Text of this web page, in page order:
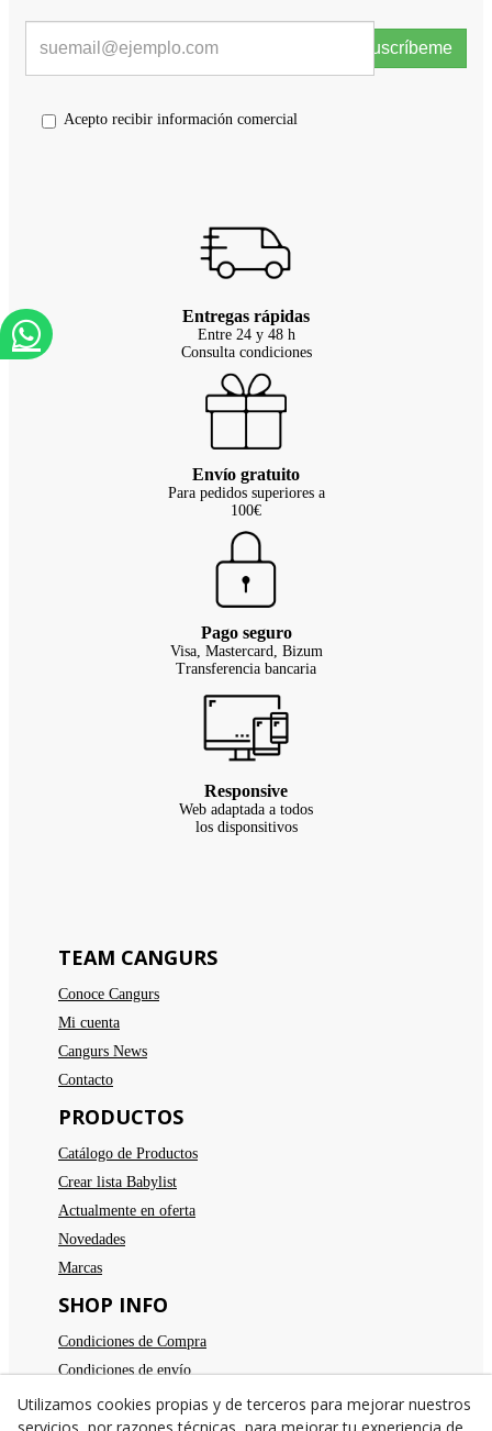
Suscríbeme
Acepto recibir información comercial
Entregas rápidas
Entre 24 y 48 h
Consulta condiciones
Envío gratuito
Para pedidos superiores a
100€
Pago seguro
Visa, Mastercard, Bizum
Transferencia bancaria
Responsive
Web adaptada a todos
los disponsitivos
TEAM CANGURS
Conoce Cangurs
Mi cuenta
Cangurs News
Contacto
PRODUCTOS
Catálogo de Productos
Crear lista Babylist
Actualmente en oferta
Novedades
Marcas
SHOP INFO
Condiciones de Compra
Condiciones de envío
Devoluciones
Aviso legal
Utilizamos cookies propias y de terceros para mejorar nuestros